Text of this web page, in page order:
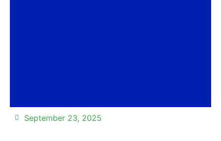
September 23, 2025